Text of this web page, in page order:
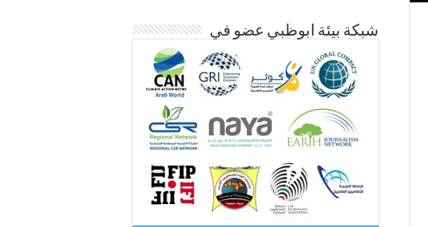
شبكة بيئة ابوظبي عضو في